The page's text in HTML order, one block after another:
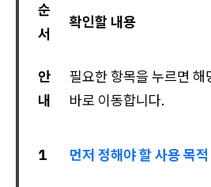
순
서
확인할 내용
안
내
필요한 항목을 누르면 해
바로 이동합니다.
1 먼저 정해야 할 사용 목적